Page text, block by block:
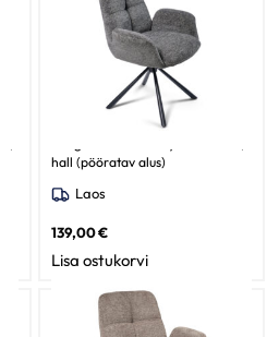
hall (pööratav alus)
Laos
139,00€
Lisa ostukorvi